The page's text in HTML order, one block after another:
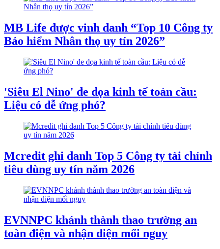
MB Life được vinh danh “Top 10 Công ty
Bảo hiểm Nhân thọ uy tín 2026”
'Siêu El Nino' đe dọa kinh tế toàn cầu:
Liệu có dễ ứng phó?
Mcredit ghi danh Top 5 Công ty tài chính
tiêu dùng uy tín năm 2026
EVNNPC khánh thành thao trường an
toàn điện và nhận diện mối nguy